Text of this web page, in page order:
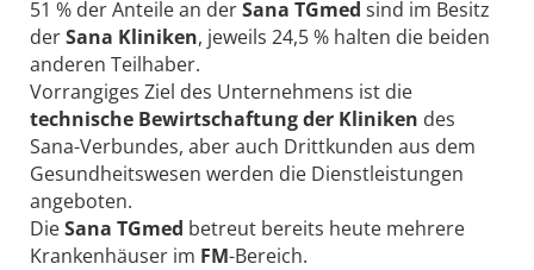
51 % der Anteile an derSana TGmed sind im Besitz
derSana Kliniken, jeweils 24,5 % halten die beiden
anderen Teilhaber.
Vorrangiges Ziel des Unternehmens ist die
technische Bewirtschaftung der Kliniken des
Sana-Verbundes, aber auch Drittkunden aus dem
Gesundheitswesen werden die Dienstleistungen
angeboten.
DieSana TGmed betreut bereits heute mehrere
Krankenhäuser im FM-Bereich.